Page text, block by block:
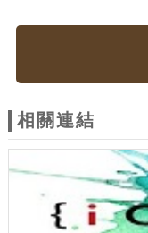
相關連結